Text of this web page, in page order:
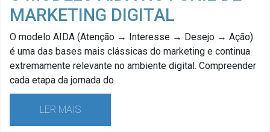
MARKETING DIGITAL
O modelo AIDA (Atenção → Interesse → Desejo → Ação)
é uma das bases mais clássicas do marketing e continua
extremamente relevante no ambiente digital. Compreender
cada etapa da jornada do
LER MAIS